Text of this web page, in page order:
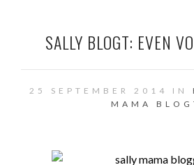
SALLY BLOGT: EVEN
25 SEPTEMBER 2014 IN
MAMA